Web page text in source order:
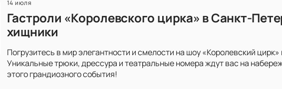
14 июля
Гастроли «Королевского цирка» в Санкт-
хищники
Погрузитесь в мир элегантности и смелости на шоу «Королевский
Уникальные трюки, дрессура и театральные номера ждут вас на
этого грандиозного события!